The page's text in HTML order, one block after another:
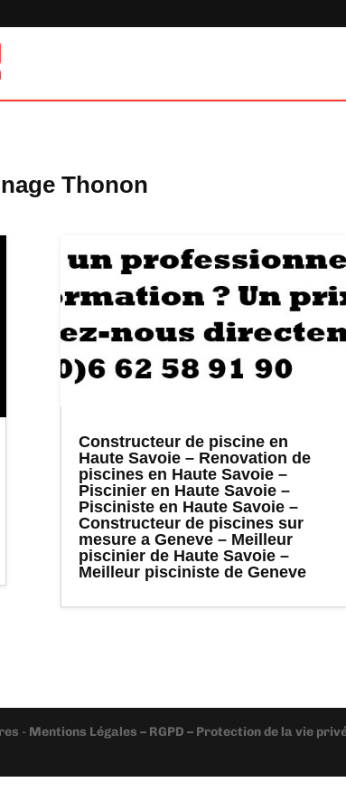
Thonon
Constructeur de piscine en
Haute Savoie – Renovation de
piscines en Haute Savoie –
Piscinier en Haute Savoie –
Pisciniste en Haute Savoie –
Constructeur de piscines sur
mesure a Geneve – Meilleur
piscinier de Haute Savoie –
Meilleur pisciniste de Geneve
- Mentions Légales – RGPD – Protection de la vie